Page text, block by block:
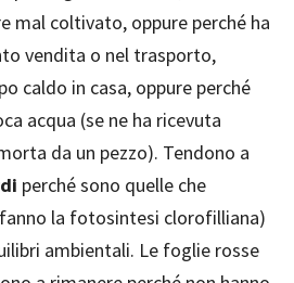
mal coltivato, oppure perché ha
vendita o nel trasporto,
caldo in casa, oppure perché
acqua (se ne ha ricevuta
da un pezzo). Tendono a
perché sono quelle che
la fotosintesi clorofilliana)
ambientali. Le foglie rosse